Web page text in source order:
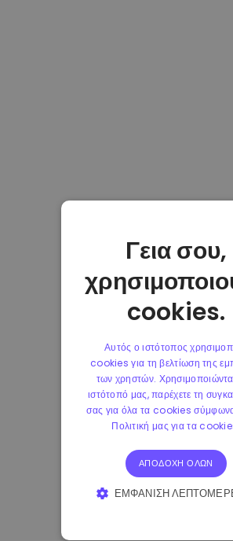
Γεια σου,
cookies.
Αυτός ο ιστότοπος
cookies για τη βελτίωση της
των χρηστών.
ιστότοπό μας, παρέχετε τη
σας για όλα τα cookies
Πολιτική μας για τα
ΑΠΟΔΟΧΉ ΌΛΩΝ
ΕΜΦΆΝΙΣΗ